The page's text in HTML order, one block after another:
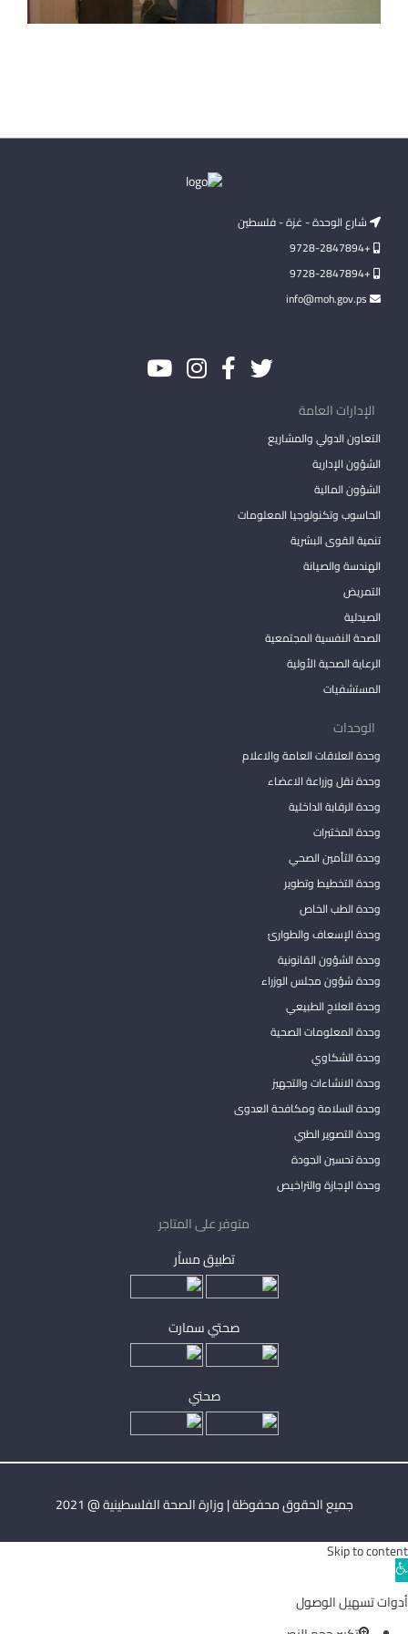
شارع الوحدة - غزة - فلسطين
+9728-2847894
+9728-2847894
الإدارات العامة
التعاون الدولي والمشاريع
الشؤون الإدارية
الشؤون المالية
الحاسوب وتكنولوجيا المعلومات
تنمية القوى البشرية
الهندسة والصيانة
التمريض
الصيدلية
الصحة النفسية المجتمعية
الرعاية الصحية الأولية
المستشفيات
الوحدات
وحدة العلاقات العامة والاعلام
وحدة نقل وزراعة الاعضاء
وحدة الرقابة الداخلية
وحدة المختبرات
وحدة التأمين الصحي
وحدة التخطيط وتطوير
وحدة الطب الخاص
وحدة الإسعاف والطوارئ
وحدة الشؤون القانونية
وحدة شؤون مجلس الوزراء
وحدة العلاج الطبيعي
وحدة المعلومات الصحية
وحدة الشكاوي
وحدة الانشاءات والتجهيز
وحدة السلامة ومكافحة العدوى
وحدة التصوير الطبي
وحدة تحسين الجودة
وحدة الإجازة والتراخيص
متوفر على المتاجر
تطبيق مساْر
صحتي سمارت
صحتي
جميع الحقوق محفوظة | وزارة الصحة الفلسطينية @ 2021
Skip to content
Open
toolbar
أدوات تسهيل الوصول